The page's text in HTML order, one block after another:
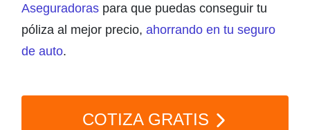
Aseguradoras para que puedas conseguir tu
póliza al mejor precio, ahorrando en tu seguro
de auto.
COTIZA GRATIS